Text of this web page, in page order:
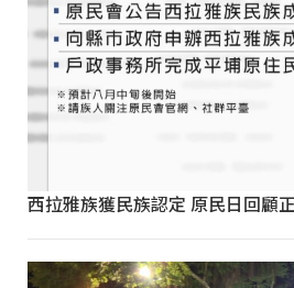
西拉雅族獲民族認定 原民日回顧